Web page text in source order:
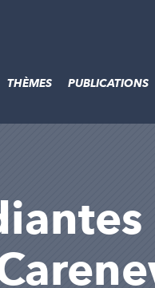
THÈMES PUBLICATIONS